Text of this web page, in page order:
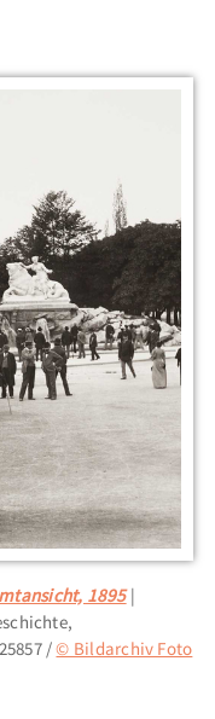
1895
/© Bildarchiv Foto